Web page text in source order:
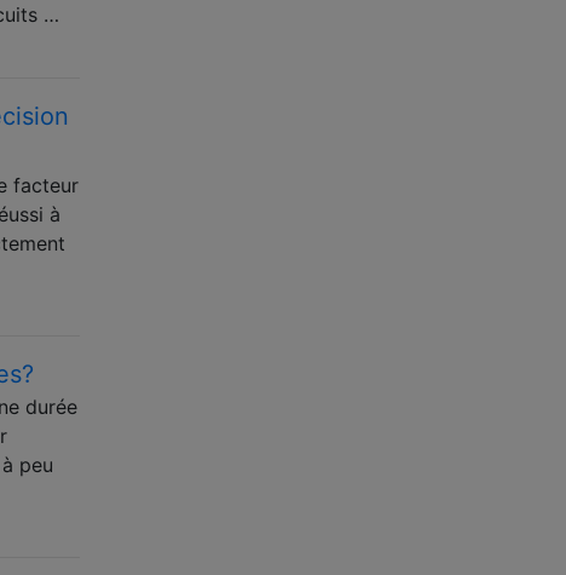
…
facteur
à
durée
peu